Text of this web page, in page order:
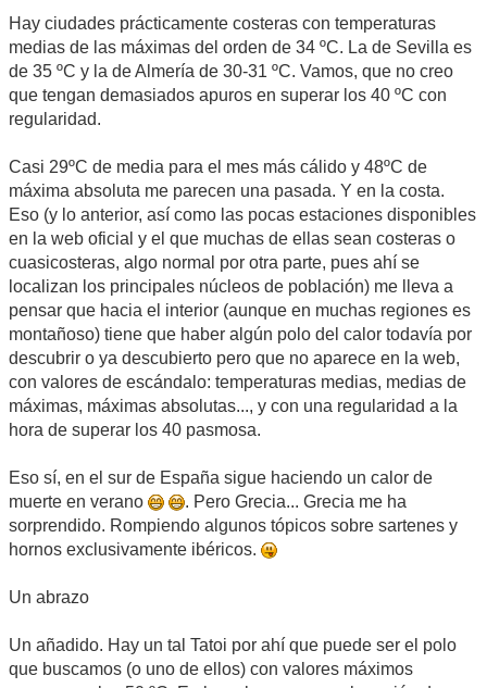
Hay ciudades prácticamente costeras con temperaturas
medias de las máximas del orden de 34 ºC. La de Sevilla es
de 35 ºC y la de Almería de 30-31 ºC. Vamos, que no creo
que tengan demasiados apuros en superar los 40 ºC con
regularidad.
Casi 29ºC de media para el mes más cálido y 48ºC de
máxima absoluta me parecen una pasada. Y en la costa.
Eso (y lo anterior, así como las pocas estaciones disponibles
en la web oficial y el que muchas de ellas sean costeras o
cuasicosteras, algo normal por otra parte, pues ahí se
localizan los principales núcleos de población) me lleva a
pensar que hacia el interior (aunque en muchas regiones es
montañoso) tiene que haber algún polo del calor todavía por
descubrir o ya descubierto pero que no aparece en la web,
con valores de escándalo: temperaturas medias, medias de
máximas, máximas absolutas..., y con una regularidad a la
hora de superar los 40 pasmosa.
Eso sí, en el sur de España sigue haciendo un calor de
muerte en verano
. Pero Grecia... Grecia me ha
sorprendido. Rompiendo algunos tópicos sobre sartenes y
hornos exclusivamente ibéricos.
Un abrazo
Un añadido. Hay un tal Tatoi por ahí que puede ser el polo
que buscamos (o uno de ellos) con valores máximos